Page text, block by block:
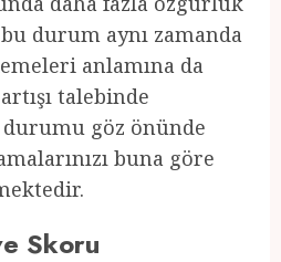
durum aynı zamanda
anlamına da
talebinde
durumu göz önünde
buna göre
Skoru